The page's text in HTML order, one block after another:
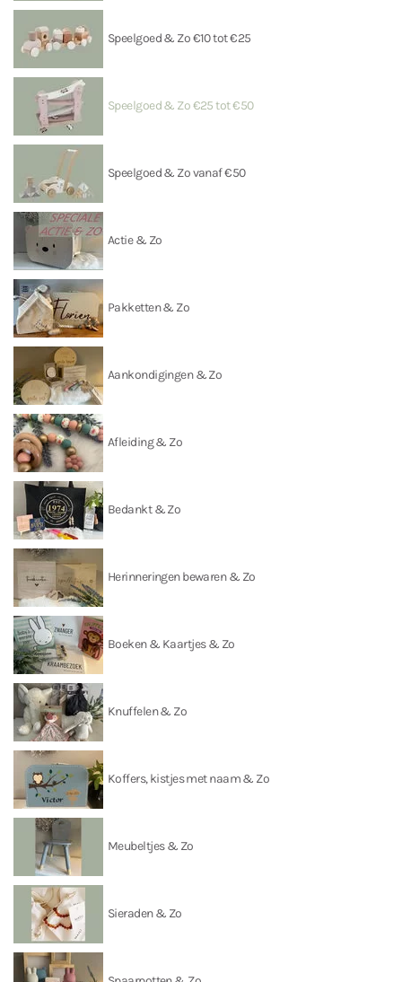
Speelgoed & Zo €10 tot €25
Speelgoed & Zo €25 tot €50
Speelgoed & Zo vanaf €50
Actie & Zo
Pakketten & Zo
Aankondigingen & Zo
Afleiding & Zo
Bedankt & Zo
Herinneringen bewaren & Zo
Boeken & Kaartjes & Zo
Knuffelen & Zo
Koffers, kistjes met naam & Zo
Meubeltjes & Zo
Sieraden & Zo